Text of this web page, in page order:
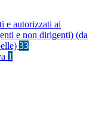
e autorizzati ai
e non dirigenti) (da
33
1